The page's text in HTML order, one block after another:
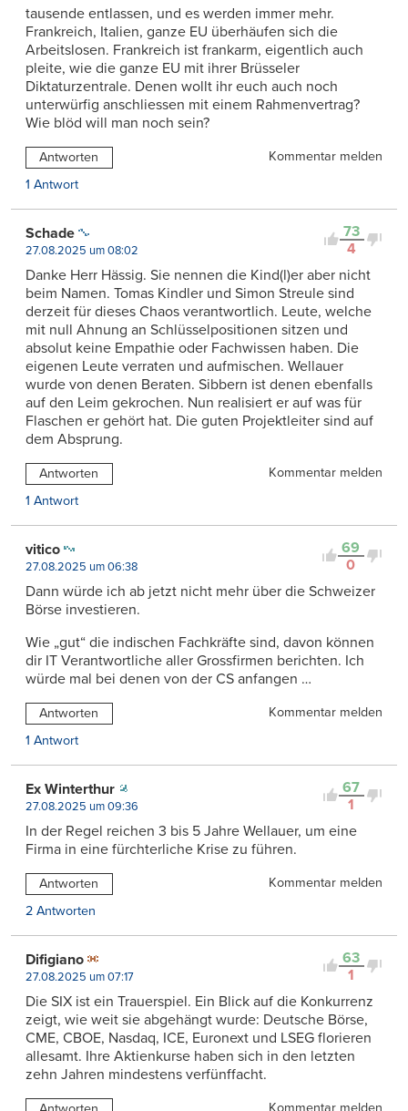
tausende entlassen, und es werden immer mehr.
Frankreich, Italien, ganze EU überhäufen sich die
Arbeitslosen. Frankreich ist frankarm, eigentlich auch
pleite, wie die ganze EU mit ihrer Brüsseler
Diktaturzentrale. Denen wollt ihr euch auch noch
unterwürfig anschliessen mit einem Rahmenvertrag?
Wie blöd will man noch sein?
Antworten
Kommentar melden
1 Antwort
73
4
Schade
27.08.2025 um 08:02
Danke Herr Hässig. Sie nennen die Kind(l)er aber nicht
beim Namen. Tomas Kindler und Simon Streule sind
derzeit für dieses Chaos verantwortlich. Leute, welche
mit null Ahnung an Schlüsselpositionen sitzen und
absolut keine Empathie oder Fachwissen haben. Die
eigenen Leute verraten und aufmischen. Wellauer
wurde von denen Beraten. Sibbern ist denen ebenfalls
auf den Leim gekrochen. Nun realisiert er auf was für
Flaschen er gehört hat. Die guten Projektleiter sind auf
dem Absprung.
Antworten
Kommentar melden
1 Antwort
69
0
vitico
27.08.2025 um 06:38
Dann würde ich ab jetzt nicht mehr über die Schweizer
Börse investieren.
Wie „gut“ die indischen Fachkräfte sind, davon können
dir IT Verantwortliche aller Grossfirmen berichten. Ich
würde mal bei denen von der CS anfangen …
Antworten
Kommentar melden
1 Antwort
67
1
Ex Winterthur
27.08.2025 um 09:36
In der Regel reichen 3 bis 5 Jahre Wellauer, um eine
Firma in eine fürchterliche Krise zu führen.
Antworten
Kommentar melden
2 Antworten
63
1
Difigiano
27.08.2025 um 07:17
Die SIX ist ein Trauerspiel. Ein Blick auf die Konkurrenz
zeigt, wie weit sie abgehängt wurde: Deutsche Börse,
CME, CBOE, Nasdaq, ICE, Euronext und LSEG florieren
allesamt. Ihre Aktienkurse haben sich in den letzten
zehn Jahren mindestens verfünffacht.
Kommentar melden